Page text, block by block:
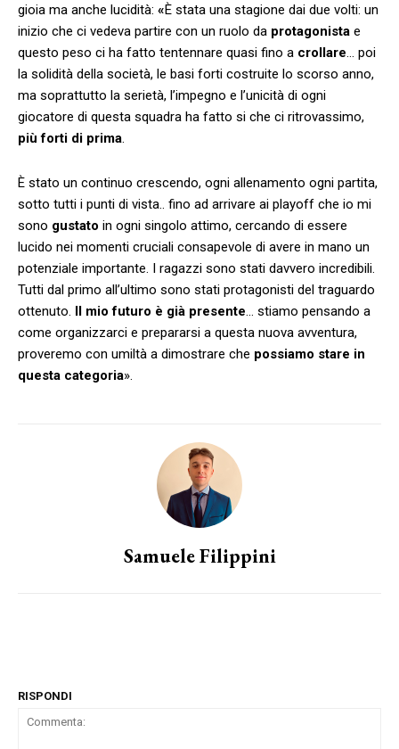
gioia ma anche lucidità: «È stata una stagione dai due volti: un
inizio che ci vedeva partire con un ruolo da protagonista e
questo peso ci ha fatto tentennare quasi fino a crollare… poi
la solidità della società, le basi forti costruite lo scorso anno,
ma soprattutto la serietà, l’impegno e l’unicità di ogni
giocatore di questa squadra ha fatto si che ci ritrovassimo,
più forti di prima.
È stato un continuo crescendo, ogni allenamento ogni partita,
sotto tutti i punti di vista.. fino ad arrivare ai playoff che io mi
sono gustato in ogni singolo attimo, cercando di essere
lucido nei momenti cruciali consapevole di avere in mano un
potenziale importante. I ragazzi sono stati davvero incredibili.
Tutti dal primo all’ultimo sono stati protagonisti del traguardo
ottenuto. Il mio futuro è già presente… stiamo pensando a
come organizzarci e prepararsi a questa nuova avventura,
proveremo con umiltà a dimostrare che possiamo stare in
questa categoria».
Samuele Filippini
RISPONDI